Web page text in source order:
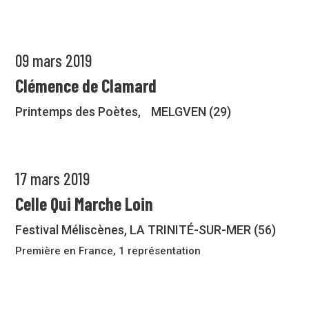
09 mars 2019
Clémence de Clamard
Printemps des Poètes, MELGVEN (29)
17 mars 2019
Celle Qui Marche Loin
Festival Méliscènes, LA TRINITÉ-SUR-MER (56)
Première en France, 1 représentation